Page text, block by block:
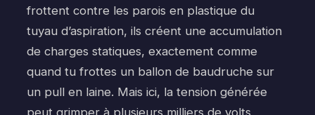
frottent contre les parois en plastique du
tuyau d’aspiration, ils créent une accumulation
de charges statiques, exactement comme
quand tu frottes un ballon de baudruche sur
un pull en laine. Mais ici, la tension générée
peut grimper à plusieurs milliers de volts,